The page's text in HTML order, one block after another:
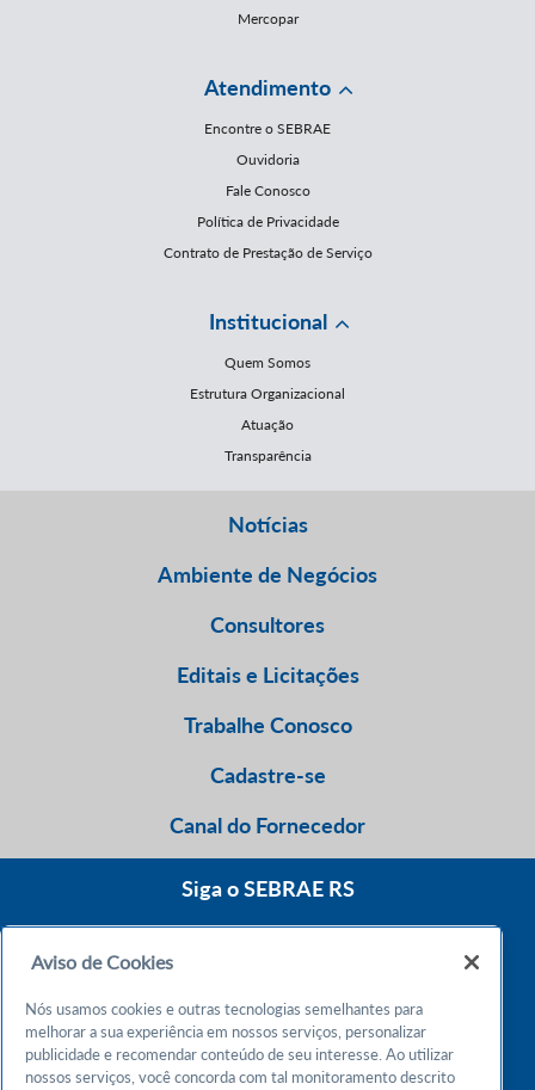
Mercopar
Atendimento
Encontre o SEBRAE
Ouvidoria
Fale Conosco
Política de Privacidade
Contrato de Prestação de Serviço
Institucional
Quem Somos
Estrutura Organizacional
Atuação
Transparência
Notícias
Ambiente de Negócios
Consultores
Editais e Licitações
Trabalhe Conosco
Cadastre-se
Canal do Fornecedor
Siga o SEBRAE RS
Atendimento 24h
Aviso de Cookies
Nós usamos cookies e outras tecnologias semelhantes para
melhorar a sua experiência em nossos serviços, personalizar
publicidade e recomendar conteúdo de seu interesse. Ao utilizar
nossos serviços, você concorda com tal monitoramento descrito